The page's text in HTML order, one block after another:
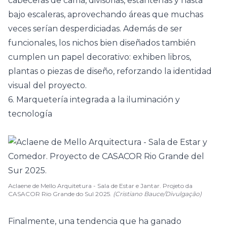
bajo escaleras, aprovechando áreas que muchas
veces serían desperdiciadas. Además de ser
funcionales, los nichos bien diseñados también
cumplen un papel decorativo: exhiben libros,
plantas o piezas de diseño, reforzando la identidad
visual del proyecto.
6. Marquetería integrada a la iluminación y
tecnología
Aclaene de Mello Arquitetura - Sala de Estar e Jantar. Projeto da
CASACOR Rio Grande do Sul 2025. (Cristiano Bauce/Divulgação)
Finalmente, una tendencia que ha ganado